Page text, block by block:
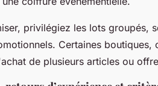
privilégiez les lots groupés,
Certaines boutiques,
de plusieurs articles ou